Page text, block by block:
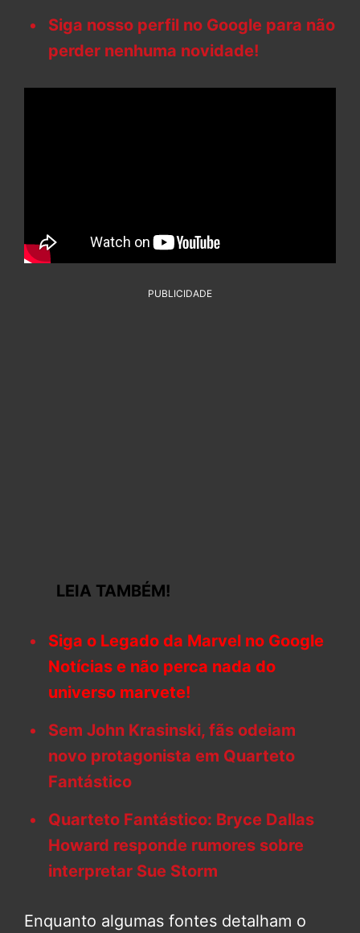
Siga nosso perfil no Google para não
perder nenhuma novidade!
PUBLICIDADE
LEIA TAMBÉM!
Siga o Legado da Marvel no Google
Notícias e não perca nada do
universo marvete!
Sem John Krasinski, fãs odeiam
novo protagonista em Quarteto
Fantástico
Quarteto Fantástico: Bryce Dallas
Howard responde rumores sobre
interpretar Sue Storm
Enquanto algumas fontes detalham o